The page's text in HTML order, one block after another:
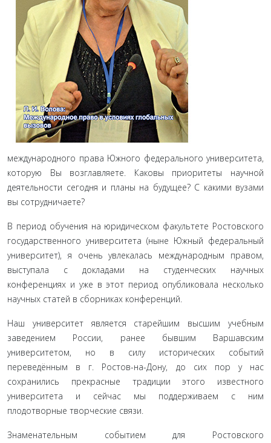
международного права Южного федерального университета,
которую Вы возглавляете. Каковы приоритеты научной
деятельности сегодня и планы на будущее? С какими вузами
вы сотрудничаете?
В период обучения на юридическом факультете Ростовского
государственного университета (ныне Южный федеральный
университет), я очень увлекалась международным правом,
выступала с докладами на студенческих научных
конференциях и уже в этот период опубликовала несколько
научных статей в сборниках конференций.
Наш университет является старейшим высшим учебным
заведением России, ранее бывшим Варшавским
университетом, но в силу исторических событий
переведённым в г. Ростов-на-Дону, до сих пор у нас
сохранились прекрасные традиции этого известного
университета и сейчас мы поддерживаем с ним
плодотворные творческие связи.
Знаменательным событием для Ростовского